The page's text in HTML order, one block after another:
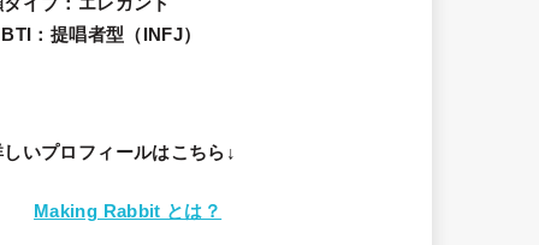
：提唱者型（INFJ）
しいプロフィールはこちら↓
Making Rabbit とは？